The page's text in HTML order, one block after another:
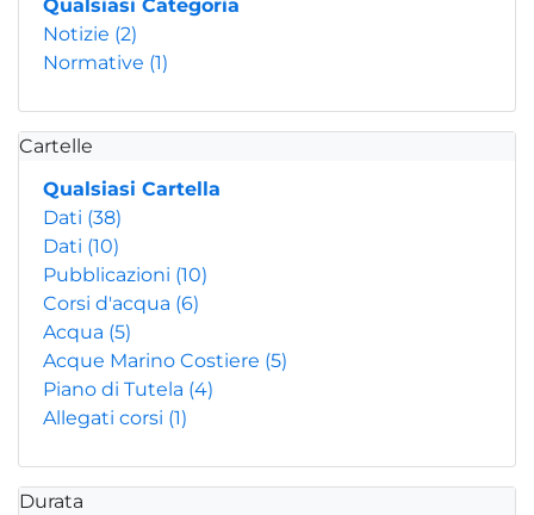
Qualsiasi Categoria
Notizie (2)
Normative (1)
Cartelle
Qualsiasi Cartella
Dati (38)
Dati (10)
Pubblicazioni (10)
Corsi d'acqua (6)
Acqua (5)
Acque Marino Costiere (5)
Piano di Tutela (4)
Allegati corsi (1)
Durata